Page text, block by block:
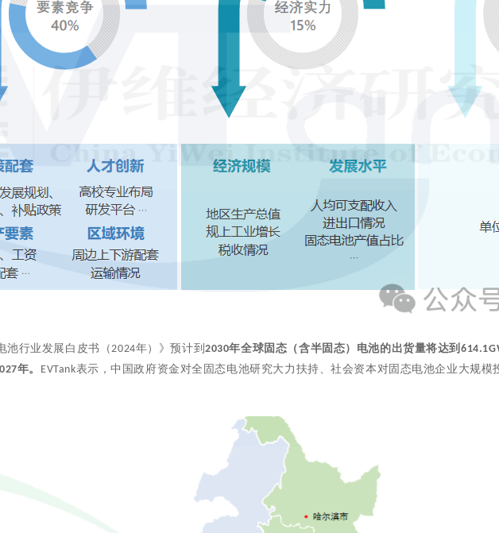
池行业发展白皮书（2024年）》预计到2030年全球固态（含半固态）电池的出货量将达到
年。 EVTank表示，中国政府资金对全固态电池研究大力扶持、社会资本对固态电池企业大规模